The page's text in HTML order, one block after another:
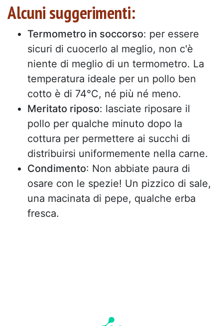
Alcuni suggerimenti:
Termometro in soccorso: per essere
sicuri di cuocerlo al meglio, non c'è
niente di meglio di un termometro. La
temperatura ideale per un pollo ben
cotto è di 74°C, né più né meno.
Meritato riposo: lasciate riposare il
pollo per qualche minuto dopo la
cottura per permettere ai succhi di
distribuirsi uniformemente nella carne.
Condimento: Non abbiate paura di
osare con le spezie! Un pizzico di sale,
una macinata di pepe, qualche erba
fresca.